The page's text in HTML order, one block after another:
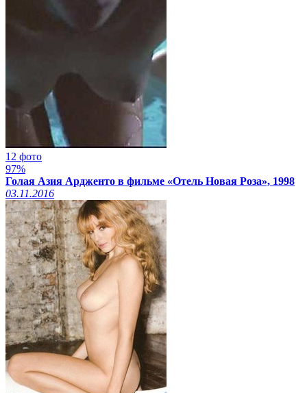
12 фото
97%
Голая Азия Ардженто в фильме «Отель Новая Роза», 1998
03.11.2016